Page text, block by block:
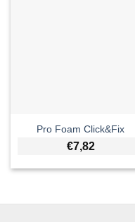
Pro Foam Click&Fix
€7,82